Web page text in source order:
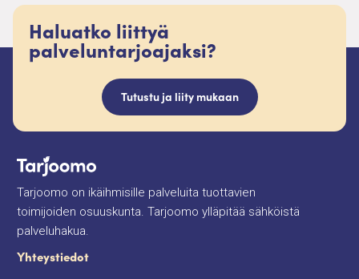
Haluatko liittyä
palveluntarjoajaksi?
Tutustu ja liity mukaan
Tarjoomo on ikäihmisille palveluita tuottavien
toimijoiden osuuskunta. Tarjoomo ylläpitää sähköistä
palveluhakua.
Yhteystiedot